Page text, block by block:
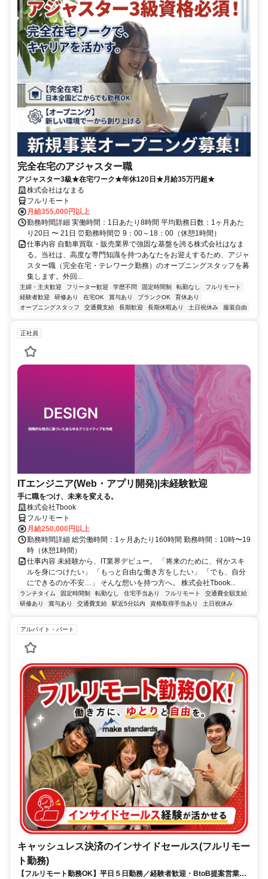
完全在宅のアジャスター職
アジャスター3級★在宅ワーク★年休120日★月給35万円超★
株式会社はなまる
フルリモート
月給355,000円以上
勤務時間詳細 実働時間：1日あたり8時間 平均勤務日数：1ヶ月あた
り20日 〜 21日 ⏰勤務時間⏰ 9：00～18：00（休憩1時間）
仕事内容 自動車買取・販売業界で強固な基盤を誇る株式会社はなま
る。当社は、高度な専門知識を持つあなたをお迎えするため、アジャ
スター職（完全在宅・テレワーク勤務）のオープニングスタッフを募
集します。外回...
主婦・主夫歓迎 フリーター歓迎 学歴不問 固定時間制 転勤なし
フルリモート
経験者歓迎
研修あり 在宅OK 賞与あり ブランクOK
育休あり
オープニングスタッフ
交通費支給 長期歓迎 長期休暇あり 土日祝休み 服装自由
正社員
ITエンジニア(Web・アプリ開発)|未経験歓迎
手に職をつけ、未来を変える。
株式会社Tbook
フルリモート
月給250,000円以上
勤務時間詳細 総労働時間：1ヶ月あたり160時間 勤務時間：10時〜19
時（休憩1時間）
仕事内容 未経験から、IT業界デビュー。 「将来のために、何かスキ
ルを身につけたい」 「もっと自由な働き方をしたい」 「でも、自分
にできるのか不安…」 そんな想いを持つ方へ。 株式会社Tbook...
ランチタイム 固定時間制 転勤なし 住宅手当あり フルリモート
交通費全額支給
研修あり
賞与あり 交通費支給 駅近5分以内 資格取得手当あり 土日祝休み
アルバイト・パート
キャッシュレス決済のインサイドセールス(フルリモー
ト勤務)
【フルリモート勤務OK】平日５日勤務／経験者歓迎・BtoB提案営業で